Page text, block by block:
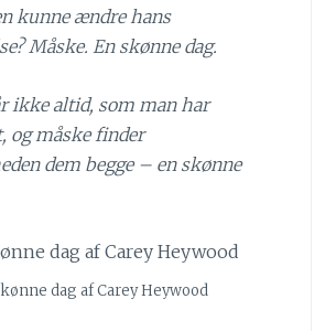
kunne ændre hans
Måske. En skønne dag.
ikke altid, som man har
og måske finder
dem begge – en skønne
dag af Carey Heywood